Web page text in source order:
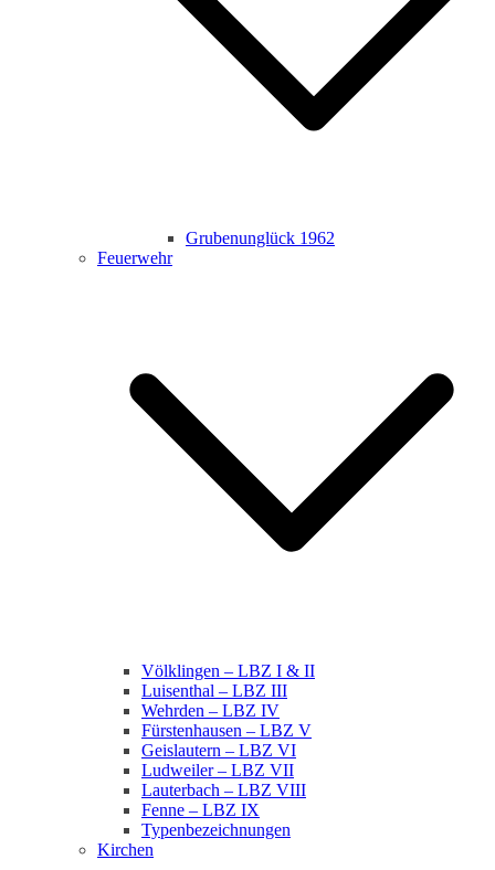
Grubenunglück 1962
Feuerwehr
Völklingen – LBZ I & II
Luisenthal – LBZ III
Wehrden – LBZ IV
Fürstenhausen – LBZ V
Geislautern – LBZ VI
Ludweiler – LBZ VII
Lauterbach – LBZ VIII
Fenne – LBZ IX
Typenbezeichnungen
Kirchen